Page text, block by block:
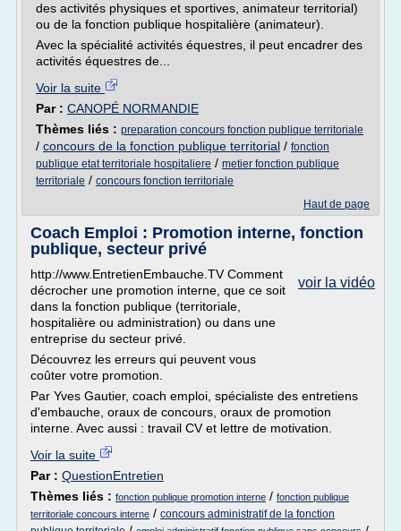
des activités physiques et sportives, animateur territorial)
ou de la fonction publique hospitalière (animateur).
Avec la spécialité activités équestres, il peut encadrer des
activités équestres de...
Voir la suite
Par : CANOPÉ NORMANDIE
Thèmes liés : preparation concours fonction publique territoriale
/ concours de la fonction publique territorial / fonction
publique etat territoriale hospitaliere / metier fonction publique
territoriale / concours fonction territoriale
Haut de page
Coach Emploi : Promotion interne, fonction
publique, secteur privé
voir la vidéo
http://www.EntretienEmbauche.TV Comment
décrocher une promotion interne, que ce soit
dans la fonction publique (territoriale,
hospitalière ou administration) ou dans une
entreprise du secteur privé.
Découvrez les erreurs qui peuvent vous
coûter votre promotion.
Par Yves Gautier, coach emploi, spécialiste des entretiens
d'embauche, oraux de concours, oraux de promotion
interne. Avec aussi : travail CV et lettre de motivation.
Voir la suite
Par : QuestionEntretien
Thèmes liés : fonction publique promotion interne / fonction publique
territoriale concours interne / concours administratif de la fonction